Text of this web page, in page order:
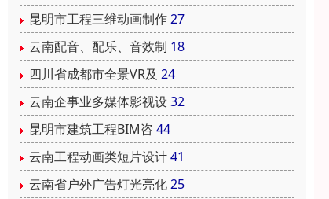
昆明市工程三维动画制作27
云南配音、配乐、音效制 18
四川省成都市全景VR及 24
云南企事业多媒体影视设 32
昆明市建筑工程BIM咨 44
云南工程动画类短片设计41
云南省户外广告灯光亮化25